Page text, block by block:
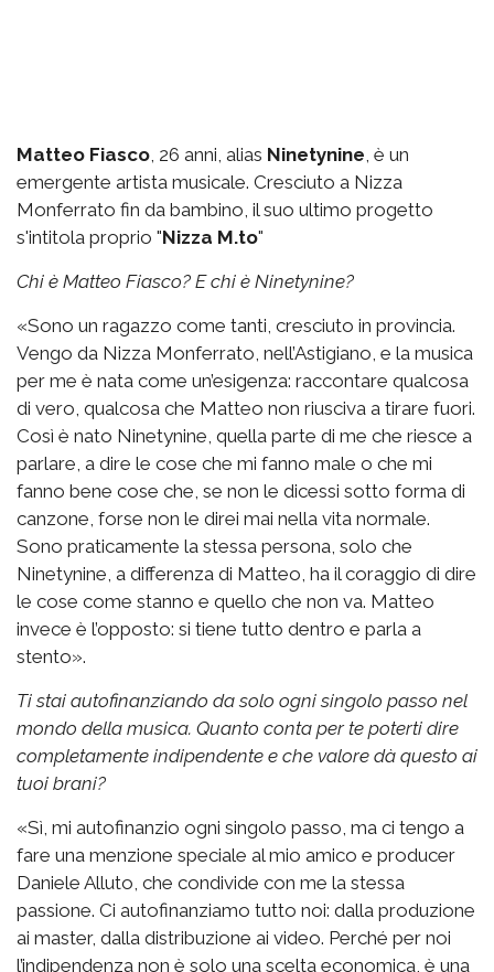
Matteo Fiasco , 26 anni, alias Ninetynine , è un
emergente artista musicale. Cresciuto a Nizza
Monferrato fin da bambino, il suo ultimo progetto
s'intitola proprio "Nizza M.to"
Chi è Matteo Fiasco? E chi è Ninetynine?
«Sono un ragazzo come tanti, cresciuto in provincia.
Vengo da Nizza Monferrato, nell’Astigiano, e la musica
per me è nata come un’esigenza: raccontare qualcosa
di vero, qualcosa che Matteo non riusciva a tirare fuori.
Così è nato Ninetynine, quella parte di me che riesce a
parlare, a dire le cose che mi fanno male o che mi
fanno bene cose che, se non le dicessi sotto forma di
canzone, forse non le direi mai nella vita normale.
Sono praticamente la stessa persona, solo che
Ninetynine, a differenza di Matteo, ha il coraggio di dire
le cose come stanno e quello che non va. Matteo
invece è l’opposto: si tiene tutto dentro e parla a
stento».
Ti stai autofinanziando da solo ogni singolo passo nel
mondo della musica. Quanto conta per te poterti dire
completamente indipendente e che valore dà questo ai
tuoi brani?
«Sì, mi autofinanzio ogni singolo passo, ma ci tengo a
fare una menzione speciale al mio amico e producer
Daniele Alluto, che condivide con me la stessa
passione. Ci autofinanziamo tutto noi: dalla produzione
ai master, dalla distribuzione ai video. Perché per noi
l’indipendenza non è solo una scelta economica, è una